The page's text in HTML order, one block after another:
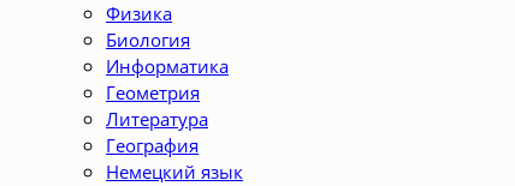
Физика
Биология
Информатика
Геометрия
Литература
География
Немецкий язык